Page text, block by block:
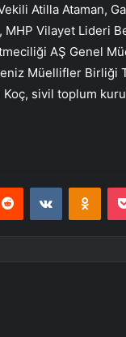
Atilla Ataman,
Vilayet Lideri
AŞ Genel
Müellifler Birliği
sivil toplum
Reddit VKontakte